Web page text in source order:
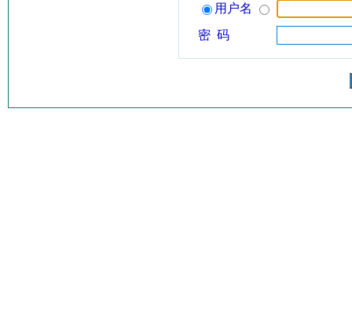
用户名
密 码